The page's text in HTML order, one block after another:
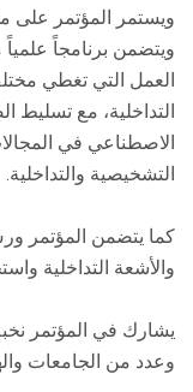
ويتضمن برنامجاً
العمل التي تغطي
التداخلية، مع تسليط
الاصطناعي في
التشخيصية والتداخلية.
كما يتضمن المؤتمر
والأشعة التداخلية
يشارك في المؤتمر
وعدد من الجامعات